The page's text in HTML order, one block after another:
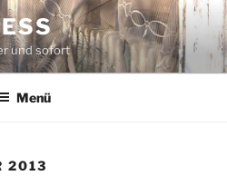
und sofort
Menü
2013